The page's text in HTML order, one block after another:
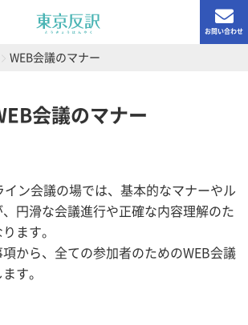
お問い合わせ
WEB会議のマナー
会議のマナー
イン会議の場では、基本的なマナーやル
円滑な会議進行や正確な内容理解のた
ます。
から、全ての参加者のためのWEB会議
す。